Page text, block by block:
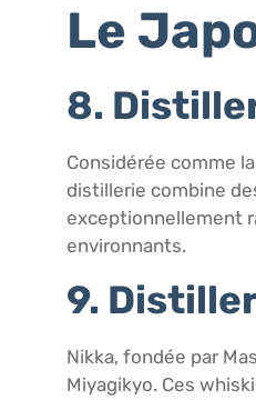
Le
8.
Considérée comme
distillerie combine
exceptionnellement
environnants.
9.
Nikka, fondée par
Miyagikyo. Ces